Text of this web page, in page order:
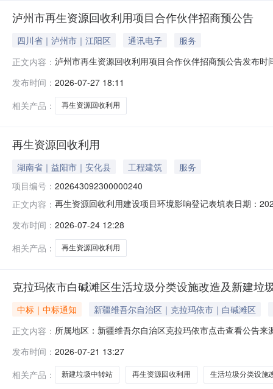
泸州市再生资源回收利用项目合作伙伴招商预公告
四川省｜泸州市｜江阳区 通讯电子
服务
正文内容： 泸州市再生资源回收利用项目合作伙伴招商预公告发布
项目位置:四川省泸州市江阳区。2.项目内容:江阳区全域
和下游外销渠道的
发布时间： 2026-07-27 18:11
相关产品：
再生资源回收利用
再生资源回收利用
湖南省｜益阳市｜安化县 工程建筑
服务
项目编号： 202643092300000240
正文内容： 再生资源回收利用建设项目环境影响登记表填表日期：
设项目环境影响评价分类管理名录》中应当填报环境影
用；
发布时间： 2026-07-24 12:28
相关产品：
再生资源回收利用
克拉玛依市白碱滩区生活垃圾分类设施改造及新建
中标｜中标通知
新疆维吾尔自治区｜克拉玛依市｜白碱滩区
正文内容： 所属地区：新疆维吾尔自治区克拉玛依市点击查看公告来
发布时间： 2026-07-21 13:27
相关产品：
新建垃圾中转站 再生资源回收利用 生活垃圾分类设施